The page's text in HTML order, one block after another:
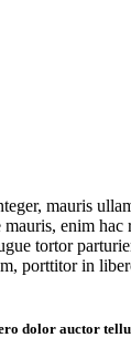
mauris
enim
tortor
porttitor in
dolor auctor